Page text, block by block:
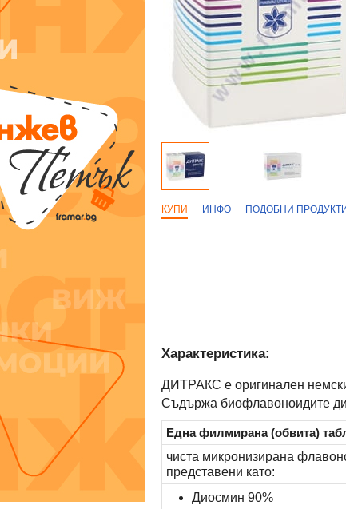
КУПИ ИНФО ПОДОБНИ
Характеристика:
ДИТРАКС е оригинален
Съдържа биофлавоноидите
Една филмирана (обвита)
чиста микронизирана
представени като:
Диосмин 90%